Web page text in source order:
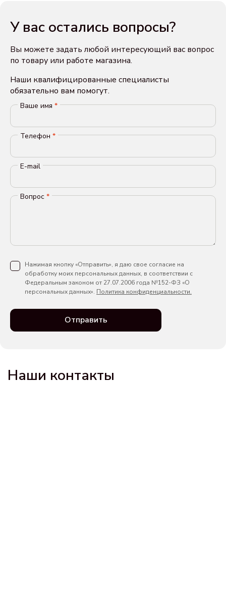
У вас остались вопросы?
Вы можете задать любой интересующий вас вопрос
по товару или работе магазина.
Наши квалифицированные специалисты
обязательно вам помогут.
Ваше имя *
Телефон *
E-mail
Вопрос *
Нажимая кнопку «Отправить», я даю свое согласие на
обработку моих персональных данных, в соответствии с
Федеральным законом от 27.07.2006 года №152-ФЗ «О
персональных данных». Политика конфиденциальности.
Отправить
Наши контакты